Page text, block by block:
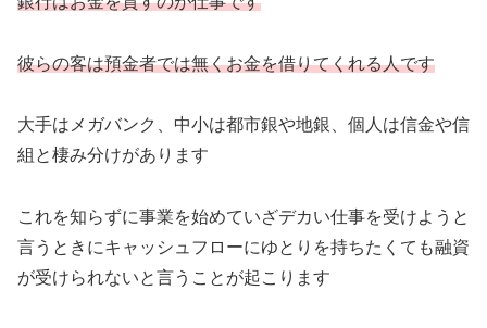
彼らの客は預金者では無くお金を借りてくれる人です
大手はメガバンク、中小は都市銀や地銀、個人は信金や信
組と棲み分けがあります
これを知らずに事業を始めていざデカい仕事を受けようと
言うときにキャッシュフローにゆとりを持ちたくても融資
が受けられないと言うことが起こります